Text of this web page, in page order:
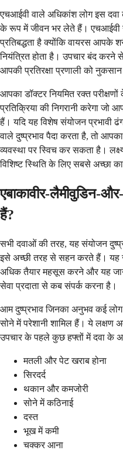
एचआईवी वाले अधिकांश लोग इस
के रूप में जीवन भर लेते हैं। एचआईवी
प्रतिबद्धता है क्योंकि वायरस आपके
नियंत्रित होता है। उपचार बंद
आपकी प्रतिरक्षा प्रणाली को
आपका डॉक्टर नियमित रक्त
प्रतिक्रिया की निगरानी करेगा
हैं। यदि यह विशेष संयोजन प्रभावी
वाले दुष्प्रभाव पैदा करता है, तो
व्यवस्था पर स्विच कर सकता है।
विशिष्ट स्थिति के लिए सबसे अच्छा
एबाकावीर-लैमीवुडिन-
हैं?
सभी दवाओं की तरह, यह संयोजन
इसे अच्छी तरह से सहन करते हैं। यह
अधिक तैयार महसूस करने और यह
सेवा प्रदाता से कब संपर्क करना है।
आम दुष्प्रभाव जिनका अनुभव कई
सोने में परेशानी शामिल हैं। ये लक्षण
उपचार के पहले कुछ हफ्तों में दवा के
मतली और पेट खराब होना
सिरदर्द
थकान और कमजोरी
सोने में कठिनाई
दस्त
भूख में कमी
चक्कर आना